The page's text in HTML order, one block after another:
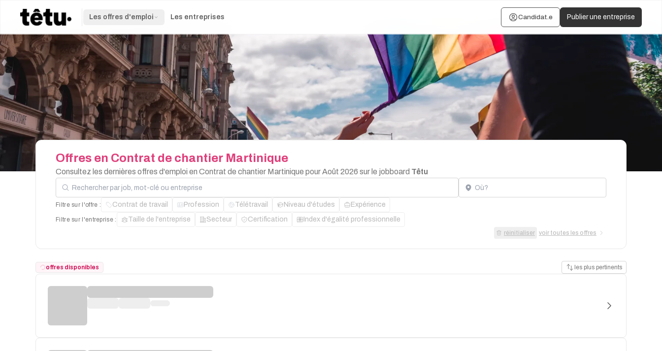
Les offres d'emploi Les entreprises Candidat.e Publier une entreprise
Offres en Contrat de chantier Martinique
Consultez les dernières offres d'emploi en Contrat de chantier Martinique pour Août 2026 sur le jobboard Têtu
Rechercher par job, mot-clé ou entreprise Localisation
Filtre sur l'offre : Contrat de travail Profession Télétravail Niveau d'études Expérience
Filtre sur l'entreprise : Taille de l'entreprise Secteur Certification Index d'égalité professionnelle
réinitialiser voir toutes les offres
offres disponibles les plus pertinents